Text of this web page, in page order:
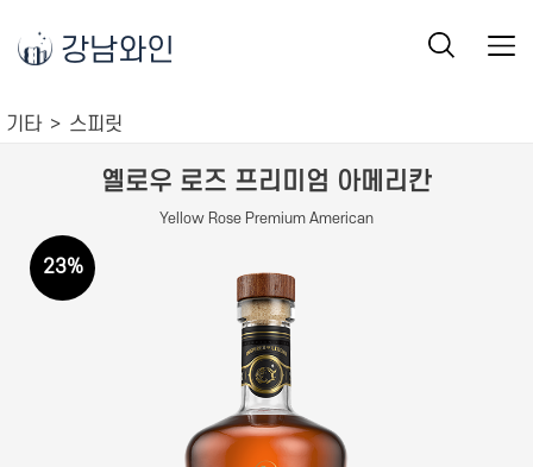
강남와인
기타 스피릿
옐로우 로즈 프리미엄 아메리칸
Yellow Rose Premium American
23%